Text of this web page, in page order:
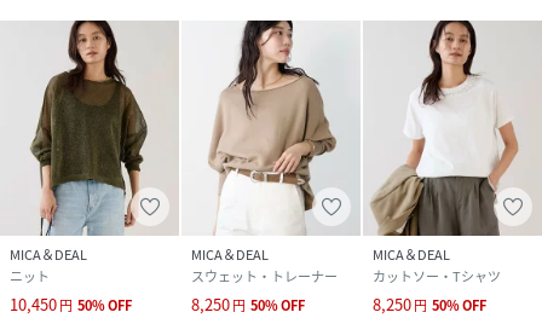
MICA＆DEAL
ニット
10,450円 50%OFF
MICA＆DEAL
スウェット・トレーナー
8,250円 50%OFF
MICA＆DEAL
カットソー・Tシャツ
8,250円 50%OFF